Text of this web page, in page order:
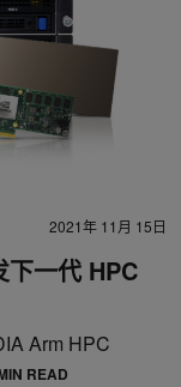
2021年 11月 15日
下一代 HPC
Arm HPC
READ